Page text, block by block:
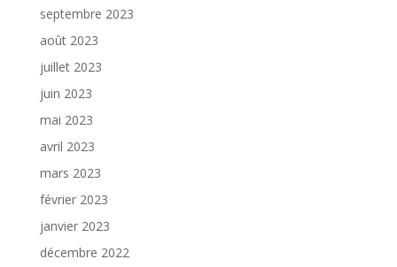
septembre 2023
août 2023
juillet 2023
juin 2023
mai 2023
avril 2023
mars 2023
février 2023
janvier 2023
décembre 2022